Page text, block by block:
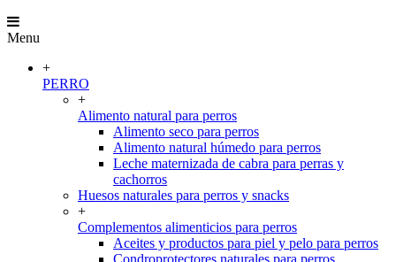
Menu
+
PERRO
+
Alimento natural para perros
Alimento seco para perros
Alimento natural húmedo para perros
Leche maternizada de cabra para perras y
cachorros
Huesos naturales para perros y snacks
+
Complementos alimenticios para perros
Aceites y productos para piel y pelo para perros
Condroprotectores naturales para perros